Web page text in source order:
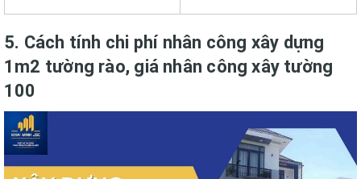
5. Cách tính chi phí nhân công xây dựng
1m2 tường rào, giá nhân công xây tường
100